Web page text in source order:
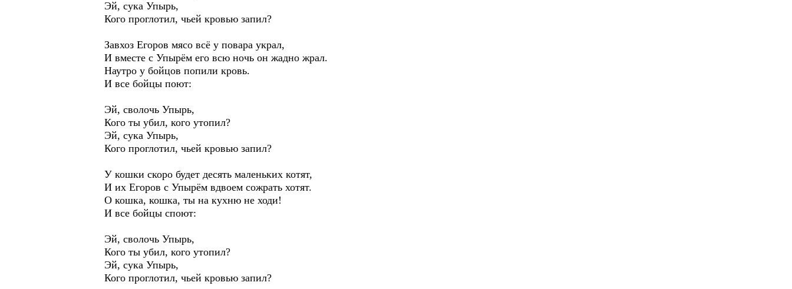
Эй, сука Упырь,
Кого проглотил, чьей кровью запил?
Завхоз Егоров мясо всё у повара украл,
И вместе с Упырём его всю ночь он жадно жрал.
Наутро у бойцов попили кровь.
И все бойцы поют:
Эй, сволочь Упырь,
Кого ты убил, кого утопил?
Эй, сука Упырь,
Кого проглотил, чьей кровью запил?
У кошки скоро будет десять маленьких котят,
И их Егоров с Упырём вдвоем сожрать хотят.
О кошка, кошка, ты на кухню не ходи!
И все бойцы споют:
Эй, сволочь Упырь,
Кого ты убил, кого утопил?
Эй, сука Упырь,
Кого проглотил, чьей кровью запил?